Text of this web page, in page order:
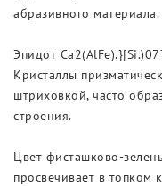
абразивного материала.
Эпидот
Кристаллы
штриховкой, часто
строения.
Цвет фисташково-
просвечивает в топком